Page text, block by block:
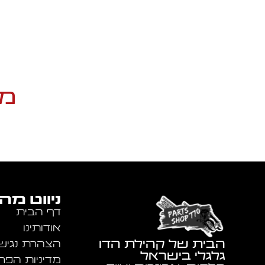
הבית של קהילת הדו
גלגלי בישראל
ניווט
דף הבית
אודותינו
הצהרת
מדיניות